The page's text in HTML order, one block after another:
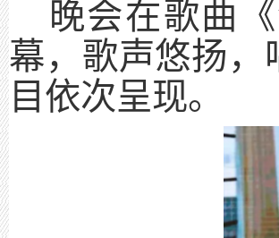
晚会在歌曲
幕，歌声悠扬，
目依次呈现。